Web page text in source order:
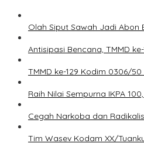
Olah Siput Sawah Jadi Abon
Antisipasi Bencana, TMMD
TMMD ke-129 Kodim 0306/
Raih Nilai Sempurna IKPA
Cegah Narkoba dan
Tim Wasev Kodam XX/